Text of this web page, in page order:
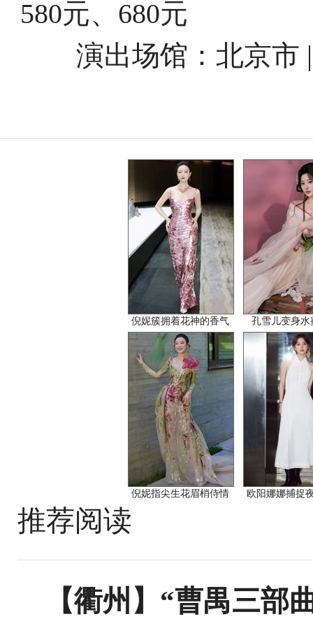
580元、680元
演出场馆：北京市 |
倪妮簇拥着花神的香气 孔雪儿变身水
倪妮指尖生花眉梢侍情 欧阳娜娜捕捉
推荐阅读
【衢州】“曹禺三部